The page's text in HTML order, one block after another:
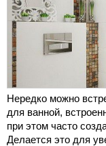
Нередко можно
для ванной,
при этом часто
Делается это для